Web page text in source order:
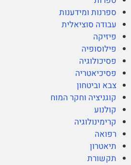
ספרנות ומידענות
עבודה סוציאלית
פיזיקה
פילוסופיה
פסיכולוגיה
פסיכיאטריה
צבא וביטחון
קוגניציה וחקר המוח
קולנוע
קרימינולוגיה
רפואה
תיאטרון
תקשורת